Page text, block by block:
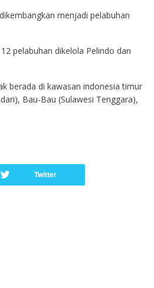
menjadi pelabuhan
pelabuhan dikelola Pelindo dan
berada di kawasan indonesia timur
Bau-Bau (Sulawesi Tenggara),